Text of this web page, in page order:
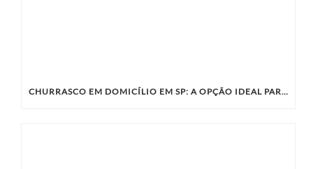
CHURRASCO EM DOMICÍLIO EM SP: A OPÇÃO IDEAL PARA SUA CONFRATERNIZAÇÃO